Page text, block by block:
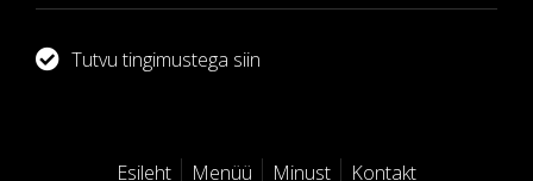
Tutvu tingimustega siin
Esileht Menüü Minust Kontakt